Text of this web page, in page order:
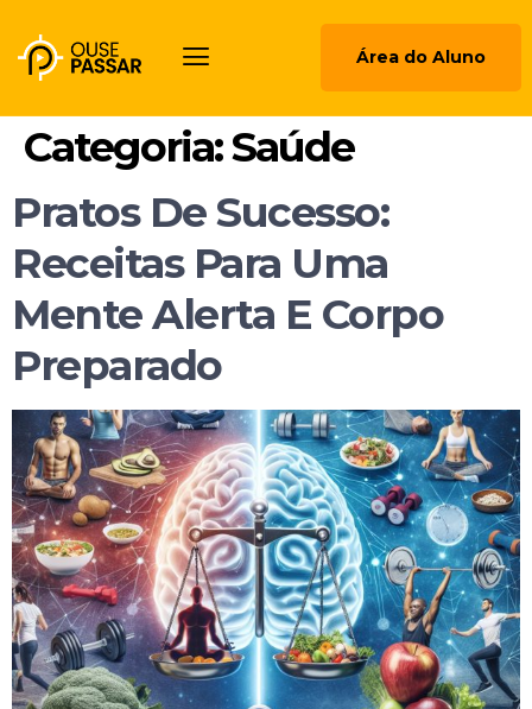
Área do Aluno
Categoria:Saúde
Pratos De Sucesso:
Receitas Para Uma
Mente Alerta E Corpo
Preparado